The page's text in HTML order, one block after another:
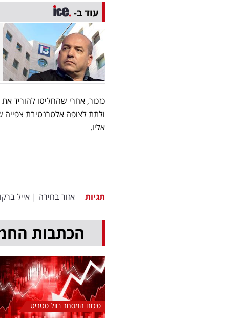
עוד ב-
כזכור, אחרי שהחליטו להוריד
ולתת לצופה אלטרנטיבת צפייה
אליו.
תגיות אזור בחירה | אייל
הכתבות
סיכום המסחר בוול סטריט